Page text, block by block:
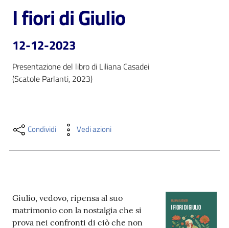
Cosa
puoi
fare
Salta al contenuto
I fiori di Giulio
12-12-2023
Presentazione del libro di Liliana Casadei
(Scatole Parlanti, 2023)
Condividi Vedi azioni
Giulio, vedovo, ripensa al suo
matrimonio con la nostalgia che si
prova nei confronti di ciò che non